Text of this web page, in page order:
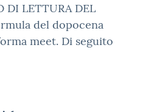
DI LETTURA DEL
del dopocena
meet. Di seguito